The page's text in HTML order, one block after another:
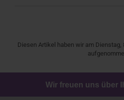
Diesen Artikel haben wir am Dienstag,
Wir freuen uns über